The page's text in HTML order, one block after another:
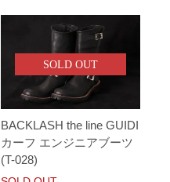
SOLD OUT
BACKLASH the line GUIDI
カーフ エンジニアブーツ
(T-028)